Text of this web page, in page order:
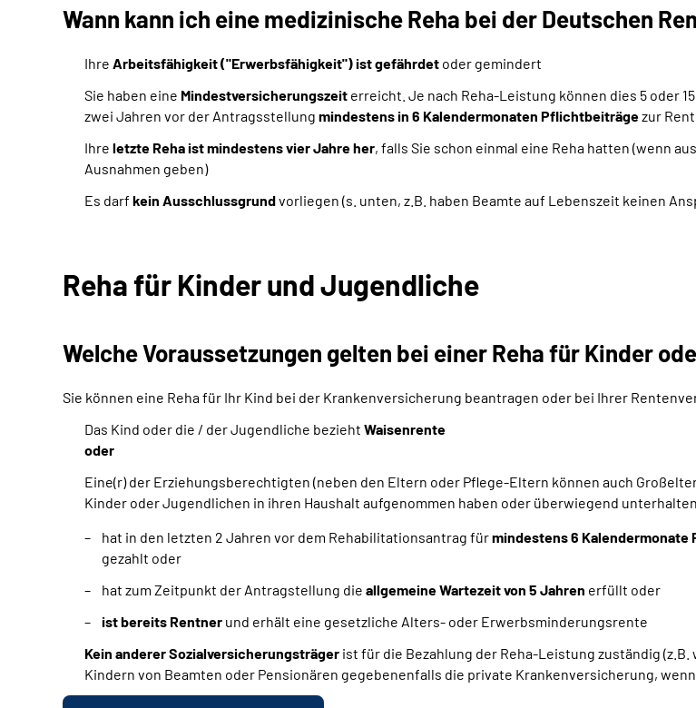
Wann kann ich eine medizinische Reha bei der Deutschen
Ihre Arbeitsfähigkeit ("Erwerbsfähigkeit") ist gefährdet oder gemindert
Sie haben eine Mindestversicherungszeit erreicht. Je nach Reha-Leistung können dies 5 oder
zwei Jahren vor der Antragsstellung mindestens in 6 Kalendermonaten Pflichtbeiträgezur
Ihre letzte Reha ist mindestens vier Jahre her, falls Sie schon einmal eine Reha hatten (wenn
Ausnahmen geben)
Es darf kein Ausschlussgrundvorliegen (s. unten, z.B. haben Beamte auf Lebenszeit keinen
Reha für Kinder und Jugendliche
Welche Voraussetzungen gelten bei einer Reha für Kinder
Sie können eine Reha für Ihr Kind bei der Krankenversicherung beantragen oder bei Ihrer
Das Kind oder die / der Jugendliche bezieht Waisenrente
oder
Eine(r) der Erziehungsberechtigten (neben den Eltern oder Pflege-Eltern können auch
Kinder oder Jugendlichen in ihren Haushalt aufgenommen haben oder überwiegend
hat in den letzten 2 Jahren vor dem Rehabilitationsantrag fürmindestens 6
gezahlt oder
hat zum Zeitpunkt der Antragstellung die allgemeine Wartezeit von 5 Jahren erfüllt oder
ist bereits Rentner und erhält eine gesetzliche Alters- oder Erwerbsminderungsrente
Kein anderer Sozialversicherungsträger ist für die Bezahlung der Reha-Leistung zuständig
Kindern von Beamten oder Pensionären gegebenenfalls die private Krankenversicherung,